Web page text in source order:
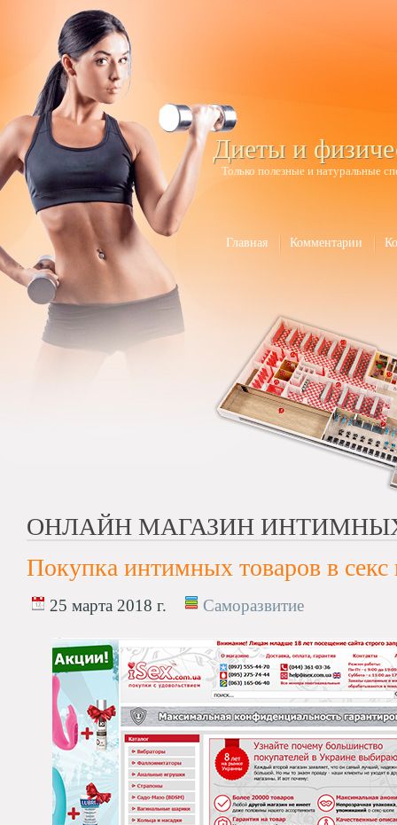
Диеты и
Только полезные и натуральные
Главная Комментарии
ОНЛАЙН МАГАЗИН
Покупка интимных товаров в
25 марта 2018 г. Саморазвитие